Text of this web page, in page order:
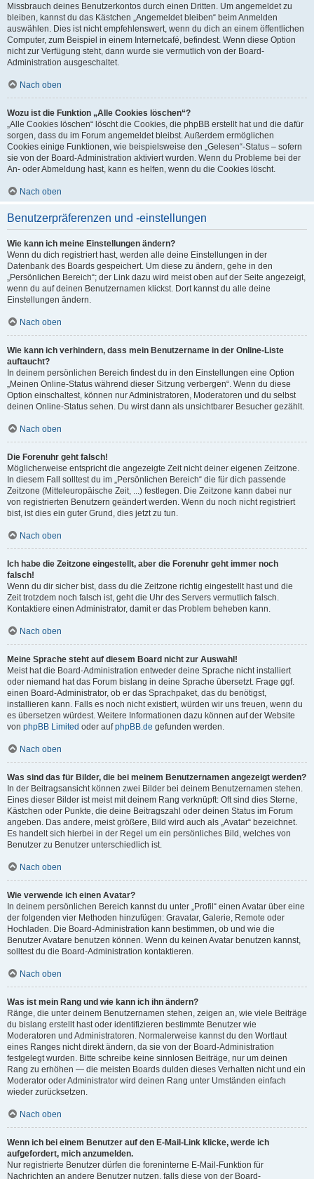
Missbrauch deines Benutzerkontos durch einen Dritten. Um angemeldet zu
bleiben, kannst du das Kästchen „Angemeldet bleiben“ beim Anmelden
auswählen. Dies ist nicht empfehlenswert, wenn du dich an einem öffentlichen
Computer, zum Beispiel in einem Internetcafé, befindest. Wenn diese Option
nicht zur Verfügung steht, dann wurde sie vermutlich von der Board-
Administration ausgeschaltet.
Nach oben
Wozu ist die Funktion „Alle Cookies löschen“?
„Alle Cookies löschen“ löscht die Cookies, die phpBB erstellt hat und die dafür
sorgen, dass du im Forum angemeldet bleibst. Außerdem ermöglichen
Cookies einige Funktionen, wie beispielsweise den „Gelesen“-Status – sofern
sie von der Board-Administration aktiviert wurden. Wenn du Probleme bei der
An- oder Abmeldung hast, kann es helfen, wenn du die Cookies löscht.
Nach oben
Benutzerpräferenzen und -einstellungen
Wie kann ich meine Einstellungen ändern?
Wenn du dich registriert hast, werden alle deine Einstellungen in der
Datenbank des Boards gespeichert. Um diese zu ändern, gehe in den
„Persönlichen Bereich“; der Link dazu wird meist oben auf der Seite angezeigt,
wenn du auf deinen Benutzernamen klickst. Dort kannst du alle deine
Einstellungen ändern.
Nach oben
Wie kann ich verhindern, dass mein Benutzername in der Online-Liste
auftaucht?
In deinem persönlichen Bereich findest du in den Einstellungen eine Option
„Meinen Online-Status während dieser Sitzung verbergen“. Wenn du diese
Option einschaltest, können nur Administratoren, Moderatoren und du selbst
deinen Online-Status sehen. Du wirst dann als unsichtbarer Besucher gezählt.
Nach oben
Die Forenuhr geht falsch!
Möglicherweise entspricht die angezeigte Zeit nicht deiner eigenen Zeitzone.
In diesem Fall solltest du im „Persönlichen Bereich“ die für dich passende
Zeitzone (Mitteleuropäische Zeit, ...) festlegen. Die Zeitzone kann dabei nur
von registrierten Benutzern geändert werden. Wenn du noch nicht registriert
bist, ist dies ein guter Grund, dies jetzt zu tun.
Nach oben
Ich habe die Zeitzone eingestellt, aber die Forenuhr geht immer noch
falsch!
Wenn du dir sicher bist, dass du die Zeitzone richtig eingestellt hast und die
Zeit trotzdem noch falsch ist, geht die Uhr des Servers vermutlich falsch.
Kontaktiere einen Administrator, damit er das Problem beheben kann.
Nach oben
Meine Sprache steht auf diesem Board nicht zur Auswahl!
Meist hat die Board-Administration entweder deine Sprache nicht installiert
oder niemand hat das Forum bislang in deine Sprache übersetzt. Frage ggf.
einen Board-Administrator, ob er das Sprachpaket, das du benötigst,
installieren kann. Falls es noch nicht existiert, würden wir uns freuen, wenn du
es übersetzen würdest. Weitere Informationen dazu können auf der Website
von phpBB Limited oder aufphpBB.de gefunden werden.
Nach oben
Was sind das für Bilder, die bei meinem Benutzernamen angezeigt werden?
In der Beitragsansicht können zwei Bilder bei deinem Benutzernamen stehen.
Eines dieser Bilder ist meist mit deinem Rang verknüpft: Oft sind dies Sterne,
Kästchen oder Punkte, die deine Beitragszahl oder deinen Status im Forum
angeben. Das andere, meist größere, Bild wird auch als „Avatar“ bezeichnet.
Es handelt sich hierbei in der Regel um ein persönliches Bild, welches von
Benutzer zu Benutzer unterschiedlich ist.
Nach oben
Wie verwende ich einen Avatar?
In deinem persönlichen Bereich kannst du unter „Profil“ einen Avatar über eine
der folgenden vier Methoden hinzufügen: Gravatar, Galerie, Remote oder
Hochladen. Die Board-Administration kann bestimmen, ob und wie die
Benutzer Avatare benutzen können. Wenn du keinen Avatar benutzen kannst,
solltest du die Board-Administration kontaktieren.
Nach oben
Was ist mein Rang und wie kann ich ihn ändern?
Ränge, die unter deinem Benutzernamen stehen, zeigen an, wie viele Beiträge
du bislang erstellt hast oder identifizieren bestimmte Benutzer wie
Moderatoren und Administratoren. Normalerweise kannst du den Wortlaut
eines Ranges nicht direkt ändern, da sie von der Board-Administration
festgelegt wurden. Bitte schreibe keine sinnlosen Beiträge, nur um deinen
Rang zu erhöhen — die meisten Boards dulden dieses Verhalten nicht und ein
Moderator oder Administrator wird deinen Rang unter Umständen einfach
wieder zurücksetzen.
Nach oben
Wenn ich bei einem Benutzer auf den E-Mail-Link klicke, werde ich
aufgefordert, mich anzumelden.
Nur registrierte Benutzer dürfen die foreninterne E-Mail-Funktion für
Nachrichten an andere Benutzer nutzen, falls diese von der Board-